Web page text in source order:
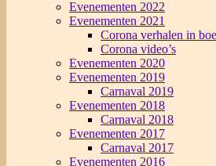
Evenementen 2022
Evenementen 2021
Corona verhalen in
Corona video’s
Evenementen 2020
Evenementen 2019
Carnaval 2019
Evenementen 2018
Carnaval 2018
Evenementen 2017
Carnaval 2017
Evenementen 2016